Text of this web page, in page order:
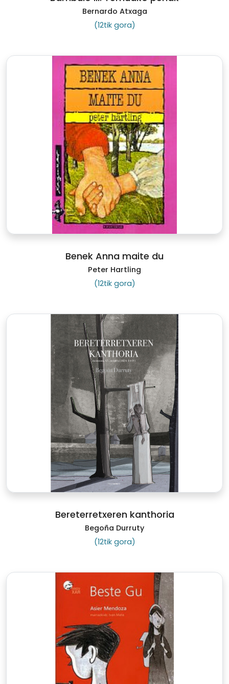
Bernardo Atxaga
(12tik gora)
Benek Anna maite du
Peter Hartling
(12tik gora)
Bereterretxeren kanthoria
Begoña Durruty
(12tik gora)